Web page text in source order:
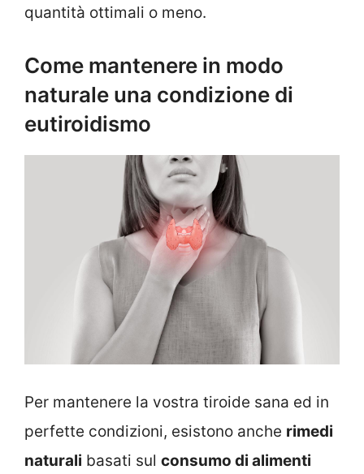
quantità ottimali o meno.
Come mantenere in modo
naturale una condizione di
eutiroidismo
Per mantenere la vostra tiroide sana ed in
perfette condizioni, esistono anche rimedi
naturali basati sul consumo di alimenti